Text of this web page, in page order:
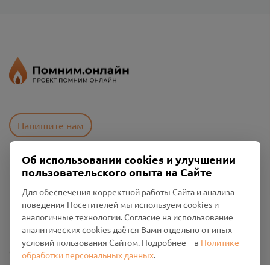
Напишите нам
Пользовательское соглашение
Промо-материалы
Общество с ограниченной ответственностью «Смоленский
Об использовании cookies и улучшении
пользовательского опыта на Сайте
Для обеспечения корректной работы Сайта и анализа
поведения Посетителей мы используем cookies и
аналогичные технологии. Согласие на использование
аналитических cookies даётся Вами отдельно от иных
условий пользования Сайтом. Подробнее – в Политике
обработки персональных данных.